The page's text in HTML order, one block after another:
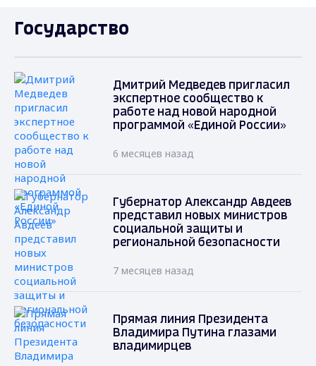
Государство
Дмитрий Медведев пригласил
экспертное сообщество к
работе над новой народной
программой «Единой России»
6 месяцев назад
Губернатор Александр Авдеев
представил новых министров
социальной защиты и
региональной безопасности
7 месяцев назад
Прямая линия Президента
Владимира Путина глазами
владимирцев